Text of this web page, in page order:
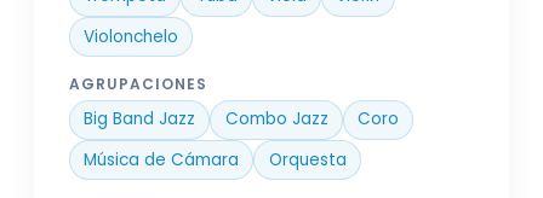
Violonchelo
AGRUPACIONES
Big Band Jazz Combo Jazz
Coro
Música de Cámara
Orquesta